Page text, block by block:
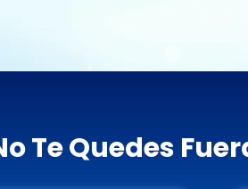
Te Quedes